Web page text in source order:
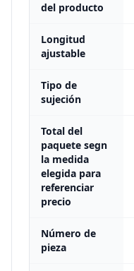
del producto
Longitud
ajustable
Tipo de
sujeción
Total del
paquete segn
la medida
elegida para
referenciar
precio
Número de
pieza